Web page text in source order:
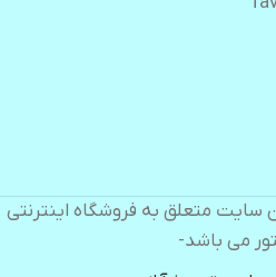
متعلق به فروشگاه اینترنتی
می باشد-